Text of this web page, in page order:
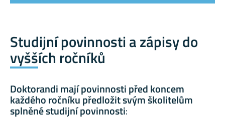
Studijní povinnosti a zápisy do
vyšších ročníků
Doktorandi mají povinnosti před koncem
každého ročníku předložit svým školitelům
splněné studijní povinnosti: